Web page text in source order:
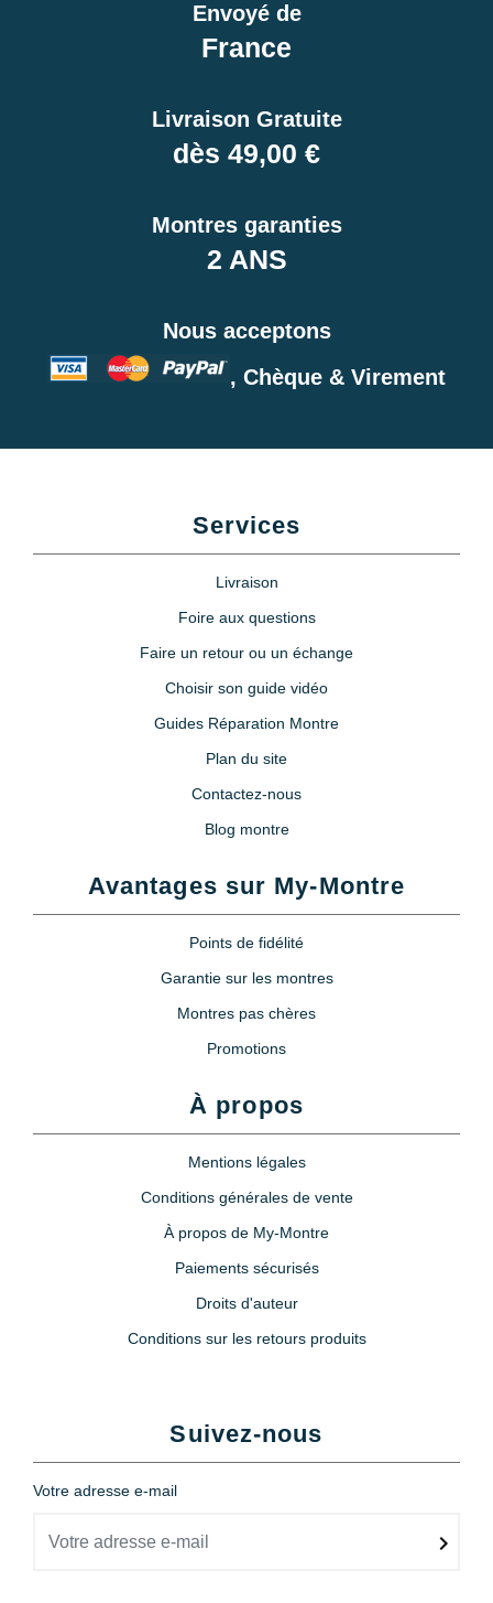
Envoyé de
France
Livraison Gratuite
dès 49,00 €
Montres garanties
2 ANS
Nous acceptons
, Chèque & Virement
Services
Livraison
Foire aux questions
Faire un retour ou un échange
Choisir son guide vidéo
Guides Réparation Montre
Plan du site
Contactez-nous
Blog montre
Avantages sur My-Montre
Points de fidélité
Garantie sur les montres
Montres pas chères
Promotions
À propos
Mentions légales
Conditions générales de vente
À propos de My-Montre
Paiements sécurisés
Droits d'auteur
Conditions sur les retours produits
Suivez-nous
Votre adresse e-mail